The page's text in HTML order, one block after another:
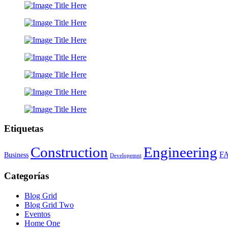
Etiquetas
Business Construction Developemnt Engineering
Categorías
Blog Grid
Blog Grid Two
Eventos
Home One